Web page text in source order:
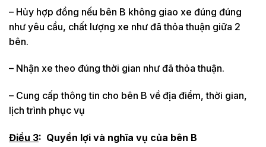
– Hủy hợp đồng nếu bên B không giao xe đúng đúng
như yêu cầu, chất lượng xe như đã thỏa thuận giữa 2
bên.
– Nhận xe theo đúng thời gian như đã thỏa thuận.
– Cung cấp thông tin cho bên B về địa điểm, thời gian,
lịch trình phục vụ
Điều 3: Quyền lợi và nghĩa vụ của bên B